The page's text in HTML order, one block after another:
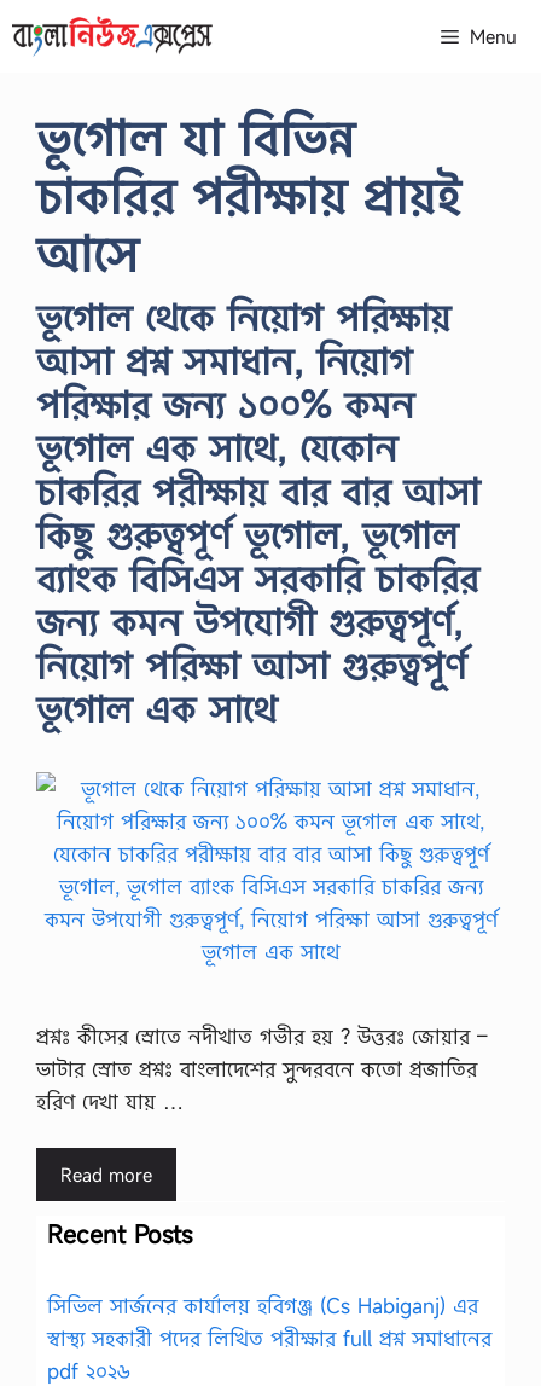
to
Menu
ভূগোল যা বিভিন্ন
চাকরির পরীক্ষায় প্রায়ই
আসে
ভূগোল থেকে নিয়োগ পরিক্ষায়
আসা প্রশ্ন সমাধান, নিয়োগ
পরিক্ষার জন্য ১০০% কমন
ভূগোল এক সাথে, যেকোন
চাকরির পরীক্ষায় বার বার আসা
কিছু গুরুত্বপূর্ণ ভূগোল, ভূগোল
ব্যাংক বিসিএস সরকারি চাকরির
জন্য কমন উপযোগী গুরুত্বপূর্ণ,
নিয়োগ পরিক্ষা আসা গুরুত্বপূর্ণ
ভূগোল এক সাথে
প্রশ্নঃ কীসের স্রোতে নদীখাত গভীর হয় ? উত্তরঃ জোয়ার –
ভাটার স্রোত প্রশ্নঃ বাংলাদেশের সুন্দরবনে কতো প্রজাতির
হরিণ দেখা যায় …
Read more
Recent Posts
সিভিল সার্জনের কার্যালয় হবিগঞ্জ (Cs Habiganj) এর
স্বাস্থ্য সহকারী পদের লিখিত পরীক্ষার full প্রশ্ন সমাধানের
pdf ২০২৬